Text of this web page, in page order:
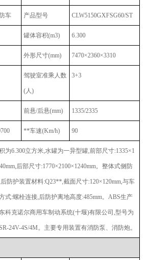
车 产品型号 CLW5150GXFSG60/ST
罐体容积(m3) 6.300
外形尺寸(mm) 7470×2360×3310
驾驶室准乘人数
(人)
3+3
前悬/后悬(mm) 1335/2335
**车速(Km/h) 90
为6.300立方米,水罐为一异型罐,前部尺寸:1335×1
后部尺寸:1770×2100×1240mm。整体式侧防
防护装置材料:Q23**,截面尺寸:120×120mm,与车
式:螺栓连接,后防护离地高度:485mm。ABS生产
科克诺尔商用车制动系统(十堰)有限公司,型号为
24V-4S/4M。主要专用装置有消防泵、消防炮。